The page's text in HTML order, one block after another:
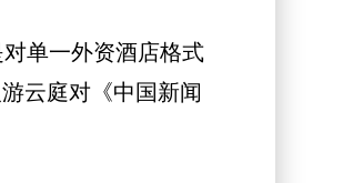
单一外资酒店格式
云庭对《中国新闻